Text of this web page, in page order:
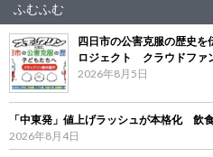
ふむふむ
四日市の公害克服の歴史
ロジェクト クラウドファ
2026年8月5日
「中東発」値上げラッシュが本格化 飲
2026年8月4日